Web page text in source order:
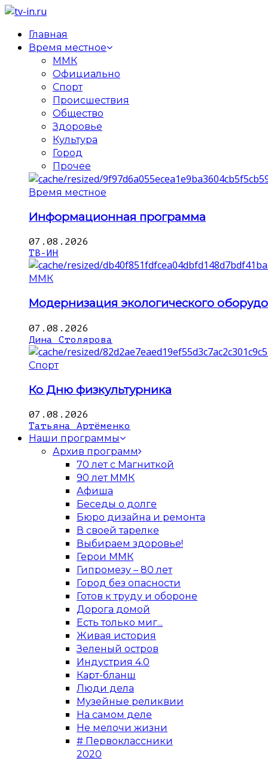
Главная
Время местное
ММК
Официально
Спорт
Происшествия
Общество
Здоровье
Культура
Город
Прочее
Время местное
Информационная программа
07.08.2026
ТВ-ИН
ММК
Модернизация экологического
07.08.2026
Дина Столярова
Спорт
Ко Дню физкультурника
07.08.2026
Татьяна Артёменко
Наши программы
Архив программ
70 лет с Магниткой
90 лет ММК
Афиша
Беседы о долге
Бюро дизайна и ремонта
В своей тарелке
Выбираем здоровье!
Герои ММК
Гипромезу – 80 лет
Город без опасности
Готов к труду и обороне
Дорога домой
Есть только миг...
Живая история
Зеленый остров
Индустрия 4.0
Карт-бланш
Люди дела
Музейные реликвии
На самом деле
Не мелочи жизни
# Первоклассники
2020